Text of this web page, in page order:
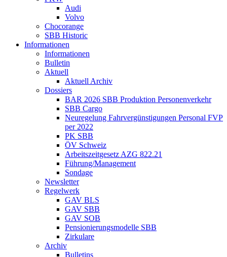
Audi
Volvo
Chocorange
SBB Historic
Informationen
Informationen
Bulletin
Aktuell
Aktuell Archiv
Dossiers
BAR 2026 SBB Produktion Personenverkehr
SBB Cargo
Neuregelung Fahrvergünstigungen Personal FVP
per 2022
PK SBB
ÖV Schweiz
Arbeitszeitgesetz AZG 822.21
Führung/Management
Sondage
Newsletter
Regelwerk
GAV BLS
GAV SBB
GAV SOB
Pensionierungsmodelle SBB
Zirkulare
Archiv
Bulletins